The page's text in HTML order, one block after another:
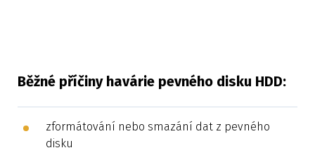
Běžné příčiny havárie pevného disku HDD:
zformátování nebo smazání dat z pevného
disku